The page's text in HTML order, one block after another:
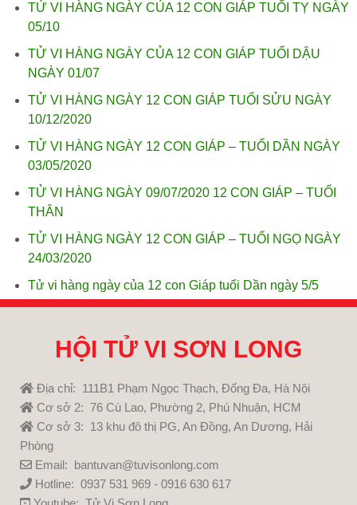
TỬ VI HÀNG NGÀY CỦA 12 CON GIÁP TUỔI TỴ NGÀY
05/10
TỬ VI HÀNG NGÀY CỦA 12 CON GIÁP TUỔI DẬU
NGÀY 01/07
TỬ VI HÀNG NGÀY 12 CON GIÁP TUỔI SỬU NGÀY
10/12/2020
TỬ VI HÀNG NGÀY 12 CON GIÁP – TUỔI DẦN NGÀY
03/05/2020
TỬ VI HÀNG NGÀY 09/07/2020 12 CON GIÁP – TUỔI
THÂN
TỬ VI HÀNG NGÀY 12 CON GIÁP – TUỔI NGỌ NGÀY
24/03/2020
Tử vi hàng ngày của 12 con Giáp tuổi Dần ngày 5/5
HỘI TỬ VI SƠN LONG
Địa chỉ: 111B1 Phạm Ngọc Thạch, Đống Đa, Hà Nội
Cơ sở 2: 76 Cù Lao, Phường 2, Phú Nhuận, HCM
Cơ sở 3: 13 khu đô thị PG, An Đồng, An Dương, Hải
Phòng
Email: bantuvan@tuvisonlong.com
Hotline: 0937 531 969 - 0916 630 617